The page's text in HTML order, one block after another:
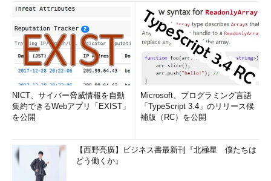
NICT、サイバー脅威情報を自動
集約できるWebアプリ「EXIST」
を公開
Microsoft、プログラミング言語
「TypeScript 3.4」のリリース候
補版（RC）を公開
【西野亮廣】ビジネス書最新刊『北極星 僕たちは
どう働くか』